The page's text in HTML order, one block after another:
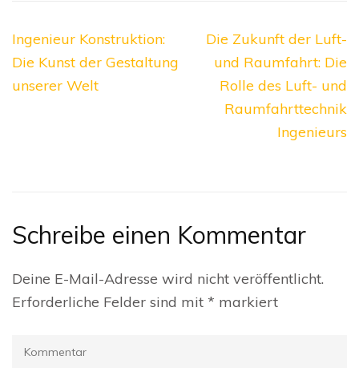
Beitragsnavigation
Ingenieur Konstruktion:
Die Kunst der Gestaltung
unserer Welt
Die Zukunft der Luft-
und Raumfahrt: Die
Rolle des Luft- und
Raumfahrttechnik
Ingenieurs
Schreibe einen Kommentar
Deine E-Mail-Adresse wird nicht veröffentlicht.
Erforderliche Felder sind mit * markiert
Kommentar